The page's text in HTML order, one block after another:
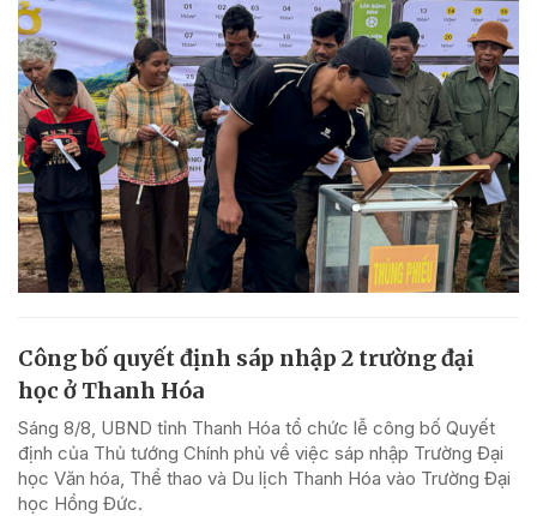
Công bố quyết định sáp nhập 2 trường đại
học ở Thanh Hóa
Sáng 8/8, UBND tỉnh Thanh Hóa tổ chức lễ công bố Quyết
định của Thủ tướng Chính phủ về việc sáp nhập Trường Đại
học Văn hóa, Thể thao và Du lịch Thanh Hóa vào Trường Đại
học Hồng Đức.